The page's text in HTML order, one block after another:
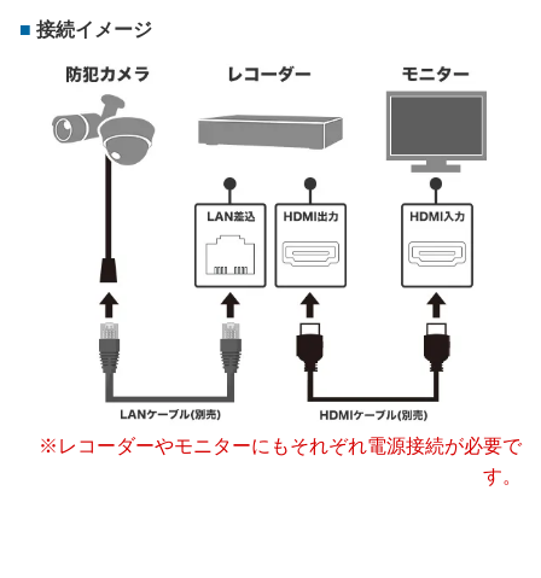
接続イメージ
※レコーダーやモニターにもそれぞれ電源接続が必要で
す。